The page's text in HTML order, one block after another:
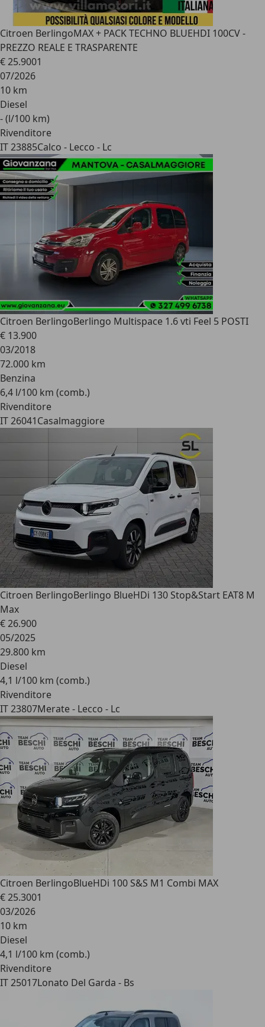
Citroen BerlingoMAX + PACK TECHNO BLUEHDI 100CV -
PREZZO REALE E TRASPARENTE
€ 25.9001
07/2026
10 km
Diesel
- (l/100 km)
Rivenditore
IT 23885Calco - Lecco - Lc
Citroen BerlingoBerlingo Multispace 1.6 vti Feel 5 POSTI
€ 13.900
03/2018
72.000 km
Benzina
6,4 l/100 km (comb.)
Rivenditore
IT 26041Casalmaggiore
Citroen BerlingoBerlingo BlueHDi 130 Stop&Start EAT8 M
Max
€ 26.900
05/2025
29.800 km
Diesel
4,1 l/100 km (comb.)
Rivenditore
IT 23807Merate - Lecco - Lc
Citroen BerlingoBlueHDi 100 S&S M1 Combi MAX
€ 25.3001
03/2026
10 km
Diesel
4,1 l/100 km (comb.)
Rivenditore
IT 25017Lonato Del Garda - Bs